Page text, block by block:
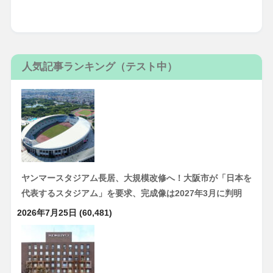
人気記事ランキング（テスト中）
ヤンマースタジアム長居、大規模改修へ！大阪市が「日本を
代表するスタジアム」を要求、完成像は2027年3月に判明
2026年7月25日 (60,481)